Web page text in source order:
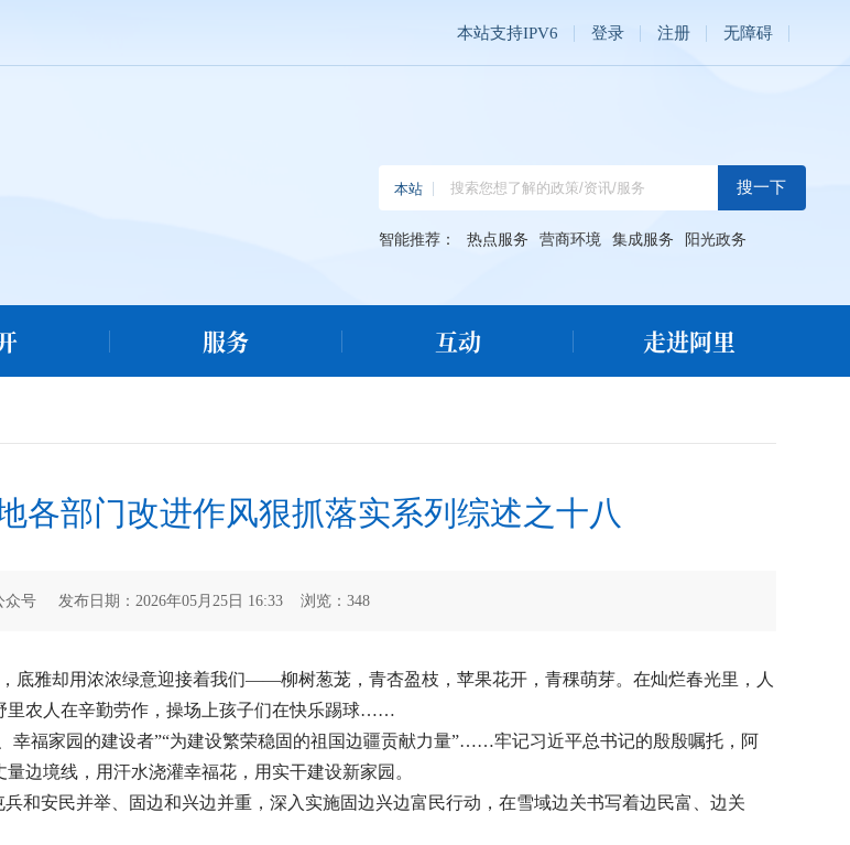
本站支持IPV6 登录 注册 无障碍
智能推荐： 热点服务 营商环境 集成服务 阳光政务
服务 互动 走进阿里
部门改进作风狠抓落实系列综述之十八
众号 发布日期：2026年05月25日 16:33 浏览： 348
底雅却用浓浓绿意迎接着我们——柳树葱茏，青杏盈枝，苹果花开，青稞萌芽。在灿烂春光里，人
里农人在辛勤劳作，操场上孩子们在快乐踢球……
幸福家园的建设者”“为建设繁荣稳固的祖国边疆贡献力量”……牢记习近平总书记的殷殷嘱托，阿
边境线，用汗水浇灌幸福花，用实干建设新家园。
和安民并举、固边和兴边并重，深入实施固边兴边富民行动，在雪域边关书写着边民富、边关